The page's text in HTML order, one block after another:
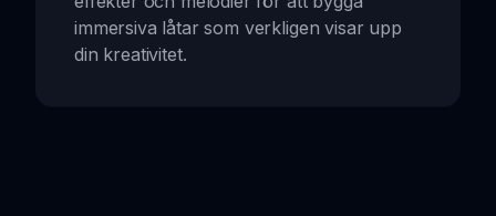
immersiva låtar som verkligen visar upp
din kreativitet.